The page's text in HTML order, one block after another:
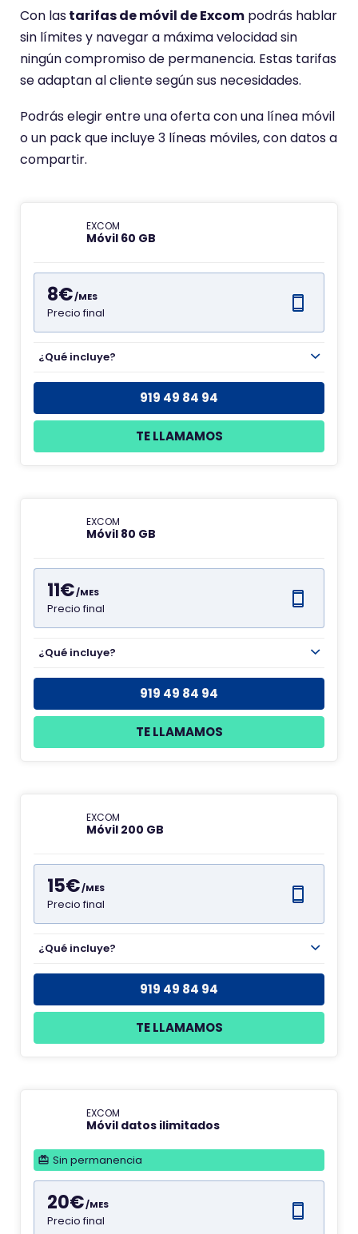
Con lastarifas de móvil de Excom podrás hablar
sin límites y navegar a máxima velocidad sin
ningún compromiso de permanencia. Estas tarifas
se adaptan al cliente según sus necesidades.
Podrás elegir entre una oferta con una línea móvil
o un pack que incluye 3 líneas móviles, con datos a
compartir.
EXCOM
Móvil 60 GB
8€/MES
Precio final
¿Qué incluye?
919 49 84 94
TE LLAMAMOS
EXCOM
Móvil 80 GB
11€/MES
Precio final
¿Qué incluye?
919 49 84 94
TE LLAMAMOS
EXCOM
Móvil 200 GB
15€/MES
Precio final
¿Qué incluye?
919 49 84 94
TE LLAMAMOS
EXCOM
Móvil datos ilimitados
Sin permanencia
20€/MES
Precio final